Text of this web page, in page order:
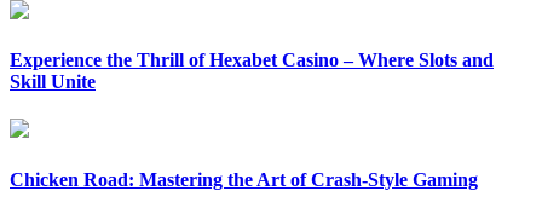
Experience the Thrill of Hexabet Casino – Where Slots and
Skill Unite
Chicken Road: Mastering the Art of Crash-Style Gaming